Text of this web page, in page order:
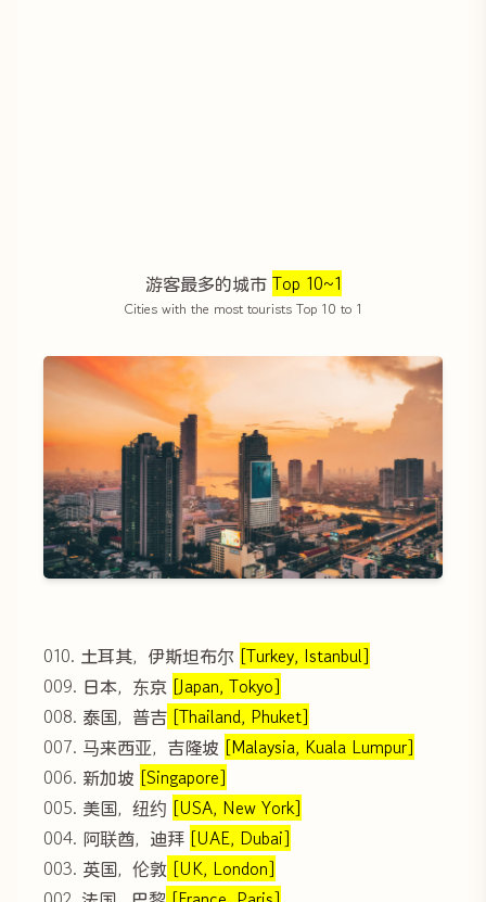
游客最多的城市 Top 10~1
Cities with the most tourists Top 10 to 1
010. 土耳其，伊斯坦布尔 [Turkey, Istanbul]
009. 日本，东京 [Japan, Tokyo]
008. 泰国，普吉 [Thailand, Phuket]
007. 马来西亚，吉隆坡 [Malaysia, Kuala Lumpur]
006. 新加坡 [Singapore]
005. 美国，纽约 [USA, New York]
004. 阿联酋，迪拜 [UAE, Dubai]
003. 英国，伦敦 [UK, London]